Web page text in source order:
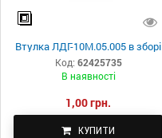
Втулка ЛДГ-10М.05.005 в зборі
Код: 62425735
В наявності
1,00 грн.
КУПИТИ